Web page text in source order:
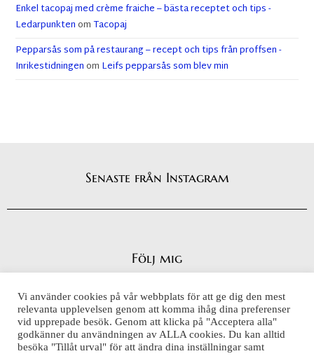
Enkel tacopaj med crème fraiche – bästa receptet och tips -
LedarpunktenomTacopaj
Pepparsås som på restaurang – recept och tips från proffsen -
Inrikestidningenom Leifs pepparsås som blev min
Senaste från Instagram
Följ mig
Integritetspolicy
Cookiepolicy
Vi använder cookies på vår webbplats för att ge dig den mest
relevanta upplevelsen genom att komma ihåg dina preferenser
vid upprepade besök. Genom att klicka på "Acceptera alla"
godkänner du användningen av ALLA cookies. Du kan alltid
besöka "Tillåt urval" för att ändra dina inställningar samt